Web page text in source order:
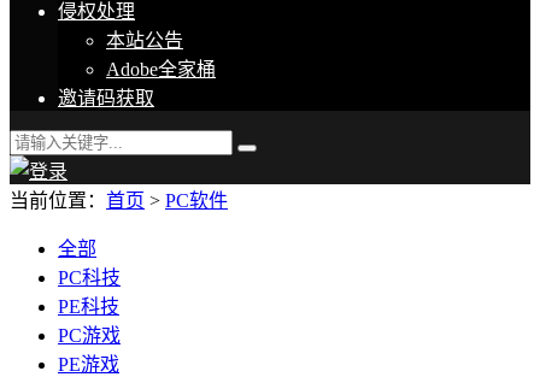
侵权处理
本站公告
Adobe全家桶
邀请码获取
当前位置： 首页 > PC软件
全部
PC科技
PE科技
PC游戏
PE游戏